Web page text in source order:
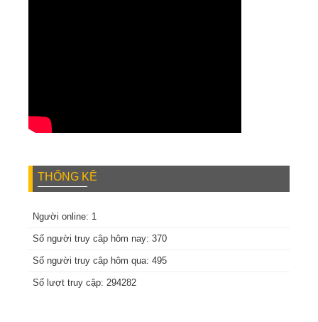
THỐNG KÊ
Người online: 1
Số người truy câp hôm nay: 370
Số người truy câp hôm qua: 495
Số lượt truy cập: 294282